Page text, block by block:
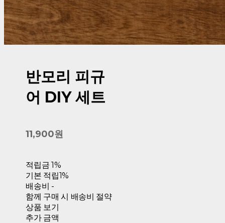
반모리 피규
어 DIY 세트
11,900원
적립금 1%
기본 적립1%
배송비 -
함께 구매 시 배송비 절약
상품 보기
추가 금액